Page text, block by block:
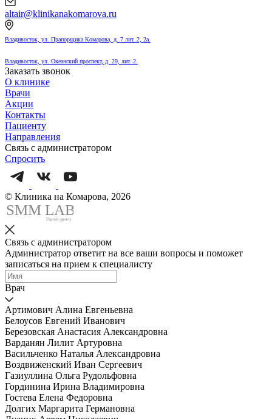
altair@klinikanakomarova.ru
Владивосток, ул. Прапорщика Комарова, д. 7 лит. 2, 2а.
Владивосток, ул. Океанский проспект, д. 29, лит. 2.
Заказать звонок
О клинике
Врачи
Акции
Контакты
Пациенту
Направления
Связь с администратором
Спросить
© Клиника на Комарова, 2026
SMM LAB
Digital agency
Связь с администратором
Администратор ответит на все ваши вопросы и поможет
записаться на прием к специалисту
Врач
Артимович Алина Евгеньевна
Белоусов Евгений Иванович
Березовская Анастасия Александровна
Варданян Лилит Артуровна
Васильченко Наталья Александровна
Воздвиженский Иван Сергеевич
Газиуллина Ольга Рудольфовна
Гординина Ирина Владимировна
Гостева Елена Федоровна
Долгих Маргарита Германовна